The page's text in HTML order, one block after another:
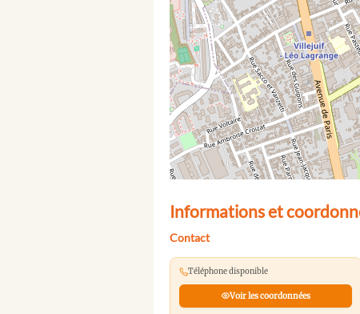
Informations et
Contact
Téléphone disponible
Voir les coordonnées